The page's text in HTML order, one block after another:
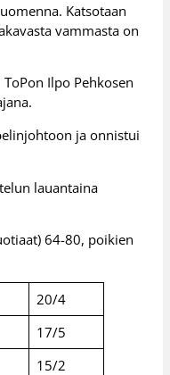
Katsotaan
vammasta on
Ilpo Pehkosen
ja onnistui
lauantaina
64-80, poikien
20/4
17/5
15/2